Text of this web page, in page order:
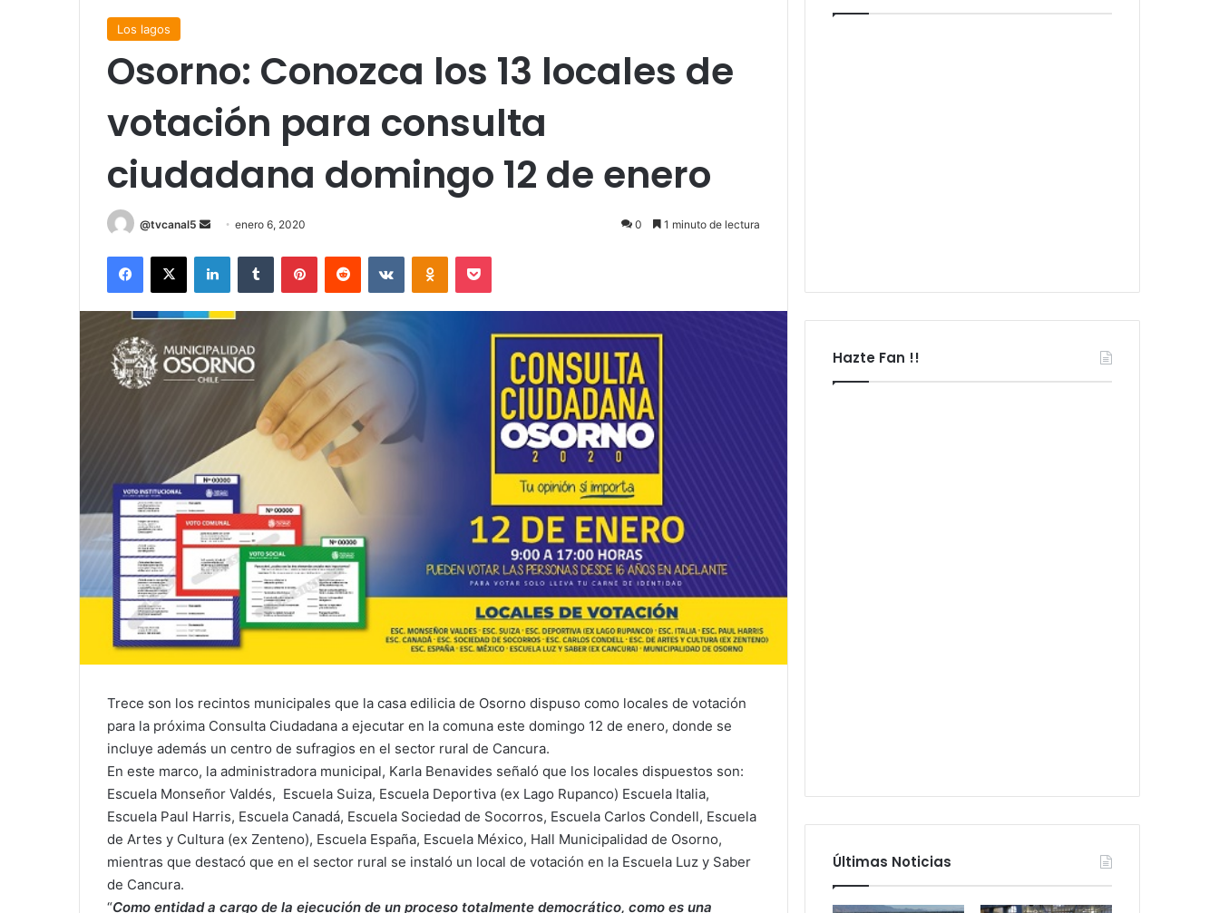
Los lagos
Osorno: Conozca los 13 locales de
votación para consulta
ciudadana domingo 12 de enero
@tvcanal5
Send
email
enero 6, 2020 0 1 minuto de lectura
Facebook
X LinkedInTumblr PinterestReddit VKontakteOdnoklassniki
Pocket
Trece son los recintos municipales que la casa edilicia de Osorno dispuso como locales de votación
para la próxima Consulta Ciudadana a ejecutar en la comuna este domingo 12 de enero, donde se
incluye además un centro de sufragios en el sector rural de Cancura.
En este marco, la administradora municipal, Karla Benavides señaló que los locales dispuestos son:
Escuela Monseñor Valdés, Escuela Suiza, Escuela Deportiva (ex Lago Rupanco) Escuela Italia,
Escuela Paul Harris, Escuela Canadá, Escuela Sociedad de Socorros, Escuela Carlos Condell, Escuela
de Artes y Cultura (ex Zenteno), Escuela España, Escuela México, Hall Municipalidad de Osorno,
mientras que destacó que en el sector rural se instaló un local de votación en la Escuela Luz y Saber
de Cancura.
“Como entidad a cargo de la ejecución de un proceso totalmente democrático, como es una
Hazte Fan !!
Últimas Noticias